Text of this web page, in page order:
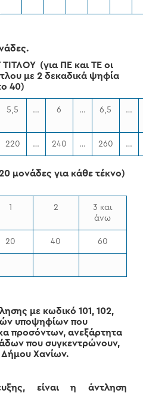
.
(για ΠΕ και ΤΕ οι
με 2 δεκαδικά ψηφία
40)
5,5 … 6 … 6,5 …
220 … 240 … 260 …
για κάθε τέκνο)
1 2
3 και
άνω
20 40 60
με κωδικό 101, 102,
υποψηφίων που
προσόντων, ανεξάρτητα
που συγκεντρώνουν,
Δήμου Χανίων.
είναι η άντληση